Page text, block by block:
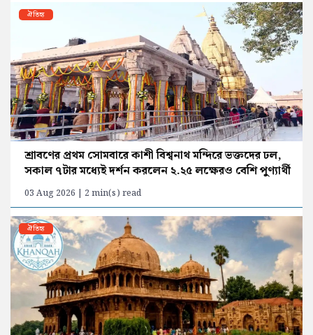
ঐতিহ্য
শ্রাবণের প্রথম সোমবারে কাশী বিশ্বনাথ মন্দিরে ভক্তদের ঢল,
সকাল ৭টার মধ্যেই দর্শন করলেন ২.২৫ লক্ষেরও বেশি পুণ্যার্থী
03 Aug 2026 | 2 min(s) read
ঐতিহ্য